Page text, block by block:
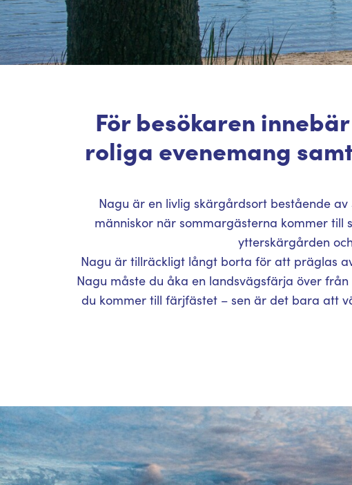
För besökaren
roliga evenemang
Nagu är en livlig skärgårdsort bestående
människor när sommargästerna kommer till
ytterskärgården
Nagu är tillräckligt långt borta för att präglas
Nagu måste du åka en landsvägsfärja över
du kommer till färjfästet – sen är det bara att